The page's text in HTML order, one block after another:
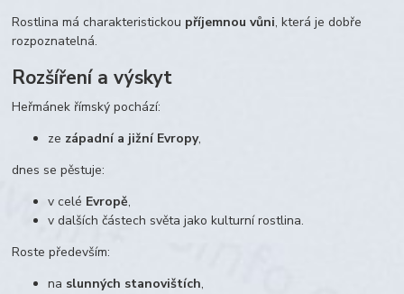
Rostlina má charakteristickou příjemnou vůni, která je dobře
rozpoznatelná.
Rozšíření a výskyt
Heřmánek římský pochází:
ze západní a jižní Evropy,
dnes se pěstuje:
v celé Evropě,
v dalších částech světa jako kulturní rostlina.
Roste především:
na slunných stanovištích,